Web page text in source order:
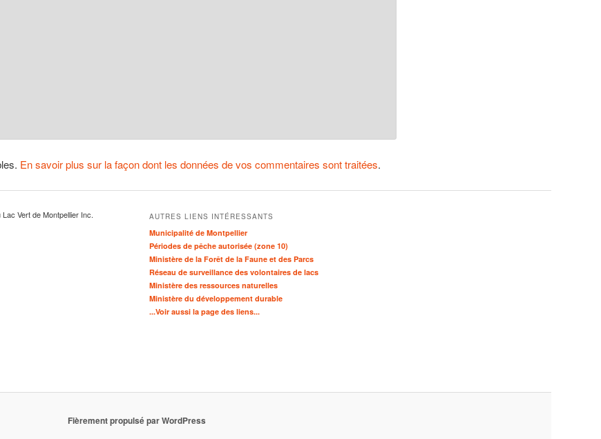
En savoir plus sur la façon dont les données de vos commentaires sont traitées.
Vert de Montpellier Inc. AUTRES LIENS INTÉRESSANTS
Municipalité de Montpellier
Périodes de pêche autorisée (zone 10)
Ministère de la Forêt de la Faune et des Parcs
Réseau de surveillance des volontaires de lacs
Ministère des ressources naturelles
Ministère du développement durable
...Voir aussi la page des liens...
Fièrement propulsé par WordPress